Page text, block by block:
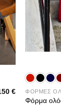
€ ΦΟΡΜΕΣ
Φόρμα